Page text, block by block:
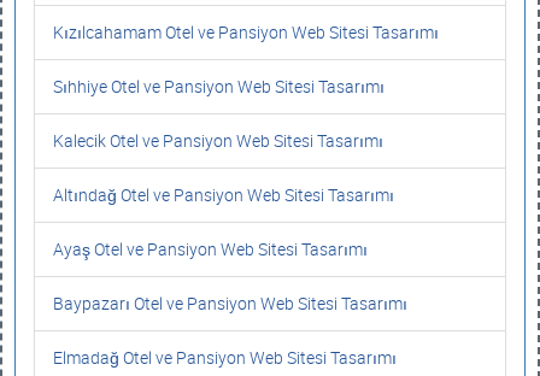
Kızılcahamam Otel ve Pansiyon Web Sitesi Tasarımı
Sıhhiye Otel ve Pansiyon Web Sitesi Tasarımı
Kalecik Otel ve Pansiyon Web Sitesi Tasarımı
Altındağ Otel ve Pansiyon Web Sitesi Tasarımı
Ayaş Otel ve Pansiyon Web Sitesi Tasarımı
Baypazarı Otel ve Pansiyon Web Sitesi Tasarımı
Elmadağ Otel ve Pansiyon Web Sitesi Tasarımı